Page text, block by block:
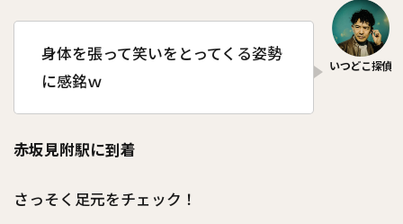
身体を張って笑いをとってくる姿勢
に感銘ｗ
赤坂見附駅に到着
さっそく足元をチェック！